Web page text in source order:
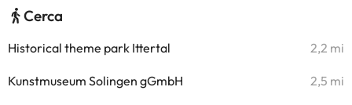
Cerca
Historical theme park Ittertal 2,2 mi
Kunstmuseum Solingen gGmbH 2,5 mi